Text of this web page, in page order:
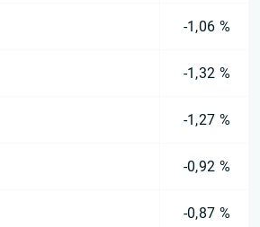
-1,06 %
-1,32 %
-1,27 %
-0,92 %
-0,87 %